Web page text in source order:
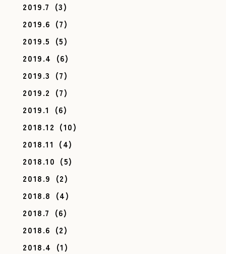
2019.7 (3)
2019.6 (7)
2019.5 (5)
2019.4 (6)
2019.3 (7)
2019.2 (7)
2019.1
(6)
2018.12 (10)
2018.11 (4)
2018.10 (5)
2018.9 (2)
2018.8 (4)
2018.7 (6)
2018.6 (2)
2018.4 (1)